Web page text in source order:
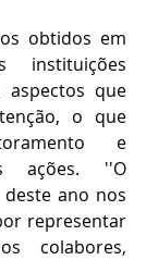
obtidos em
instituições
aspectos que
o que
e
ações. ''O
ano nos
representar
colabores,